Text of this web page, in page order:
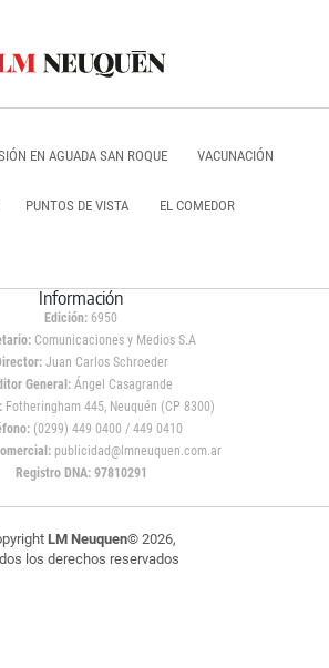
EN AGUADA SAN ROQUE VACUNACIÓN
PUNTOS DE VISTA EL COMEDOR
Información
Edición: 6950
Comunicaciones y Medios S.A
Juan Carlos Schroeder
General:Ángel Casagrande
Fotheringham 445, Neuquén (CP 8300)
(0299) 449 0400 / 449 0410
publicidad@lmneuquen.com.ar
Registro DNA: 97810291
LM Neuquen© 2026,
los derechos reservados